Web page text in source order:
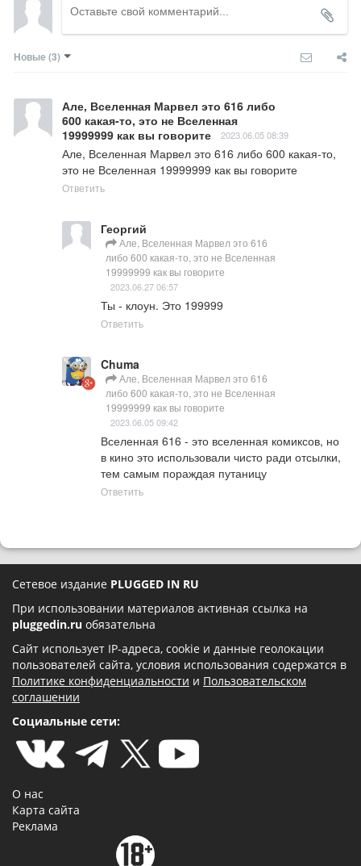
Новые (3)
Але, Вселенная Марвел это 616 либо
600 какая-то, это не Вселенная
19999999 как вы говорите
2023.06.05 08:39
Але, Вселенная Марвел это 616 либо 600 какая-то,
это не Вселенная 19999999 как вы говорите
Ответить
Георгий
Але, Вселенная Марвел это 616
либо 600 какая-то, это не Вселенная
19999999 как вы говорите
2023.06.27 06:57
Ты - клоун. Это 199999
Ответить
Chuma
Але, Вселенная Марвел это 616
либо 600 какая-то, это не Вселенная
19999999 как вы говорите
2023.06.05 09:42
Вселенная 616 - это вселенная комиксов, но
в кино это использовали чисто ради отсылки,
тем самым пораждая путаницу
Ответить
Сетевое издание PLUGGED IN RU
При использовании материалов активная ссылка на
pluggedin.ru обязательна
Сайт использует IP-адреса, cookie и данные геолокации
пользователей сайта, условия использования содержатся в
Политике конфиденциальности и Пользовательском
соглашении
Социальные сети:
О нас
Карта сайта
Реклама